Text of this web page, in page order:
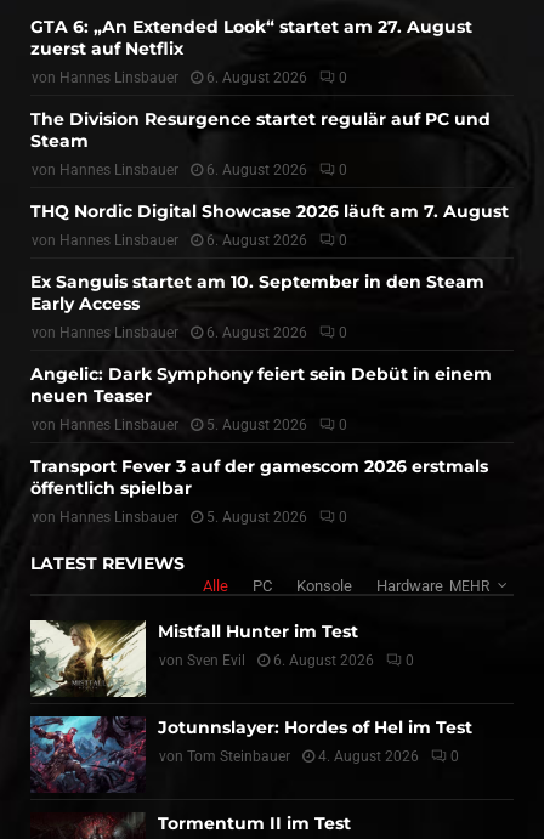
GTA 6: „An Extended Look“ startet am 27. August
zuerst auf Netflix
von Hannes Linsbauer 6. August 2026 0
The Division Resurgence startet regulär auf PC und
Steam
von Hannes Linsbauer 6. August 2026 0
THQ Nordic Digital Showcase 2026 läuft am 7. August
von Hannes Linsbauer 6. August 2026 0
Ex Sanguis startet am 10. September in den Steam
Early Access
von Hannes Linsbauer 6. August 2026 0
Angelic: Dark Symphony feiert sein Debüt in einem
neuen Teaser
von Hannes Linsbauer 5. August 2026 0
Transport Fever 3 auf der gamescom 2026 erstmals
öffentlich spielbar
von Hannes Linsbauer 5. August 2026 0
LATEST REVIEWS
Alle PC Konsole Hardware MEHR
Mistfall Hunter im Test
von Sven Evil 6. August 2026 0
Jotunnslayer: Hordes of Hel im Test
von Tom Steinbauer 4. August 2026 0
Tormentum II im Test